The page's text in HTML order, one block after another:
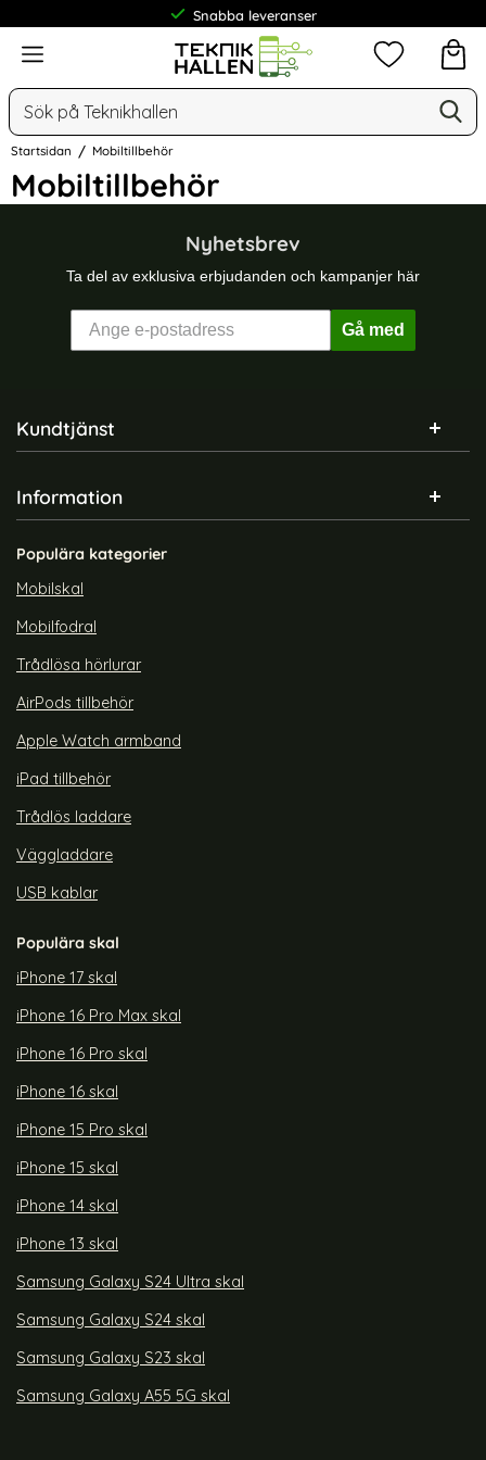
Snabba leveranser
Meny
Sök
Mina
Startsidan Mobiltillbehör
Mobiltillbehör
Nyhetsbrev
Ta del av exklusiva erbjudanden och kampanjer här
Gå med
Sidfot Blandad info och länkar
Kundtjänst
Information
Populära kategorier
Mobilskal
Mobilfodral
Trådlösa hörlurar
AirPods tillbehör
Apple Watch armband
iPad tillbehör
Trådlös laddare
Väggladdare
USB kablar
Populära skal
iPhone 17 skal
iPhone 16 Pro Max skal
iPhone 16 Pro skal
iPhone 16 skal
iPhone 15 Pro skal
iPhone 15 skal
iPhone 14 skal
iPhone 13 skal
Samsung Galaxy S24 Ultra skal
Samsung Galaxy S24 skal
Samsung Galaxy S23 skal
Samsung Galaxy A55 5G skal